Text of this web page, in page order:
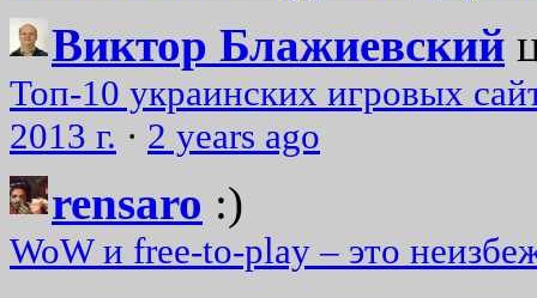
Виктор Блажиевский
Топ-10 украинских игровых
2013 г. · 2 years ago
rensaro :)
WoW и free-to-play – это